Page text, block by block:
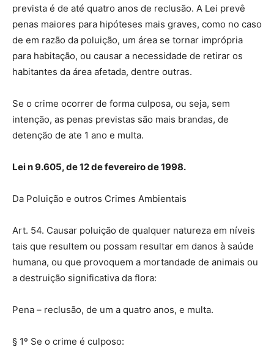
prevista é de até quatro anos de reclusão. A Lei prevê
penas maiores para hipóteses mais graves, como no caso
de em razão da poluição, um área se tornar imprópria
para habitação, ou causar a necessidade de retirar os
habitantes da área afetada, dentre outras.
Se o crime ocorrer de forma culposa, ou seja, sem
intenção, as penas previstas são mais brandas, de
detenção de ate 1 ano e multa.
Lei n 9.605, de 12 de fevereiro de 1998.
Da Poluição e outros Crimes Ambientais
Art. 54. Causar poluição de qualquer natureza em níveis
tais que resultem ou possam resultar em danos à saúde
humana, ou que provoquem a mortandade de animais ou
a destruição significativa da flora:
Pena – reclusão, de um a quatro anos, e multa.
§ 1º Se o crime é culposo: